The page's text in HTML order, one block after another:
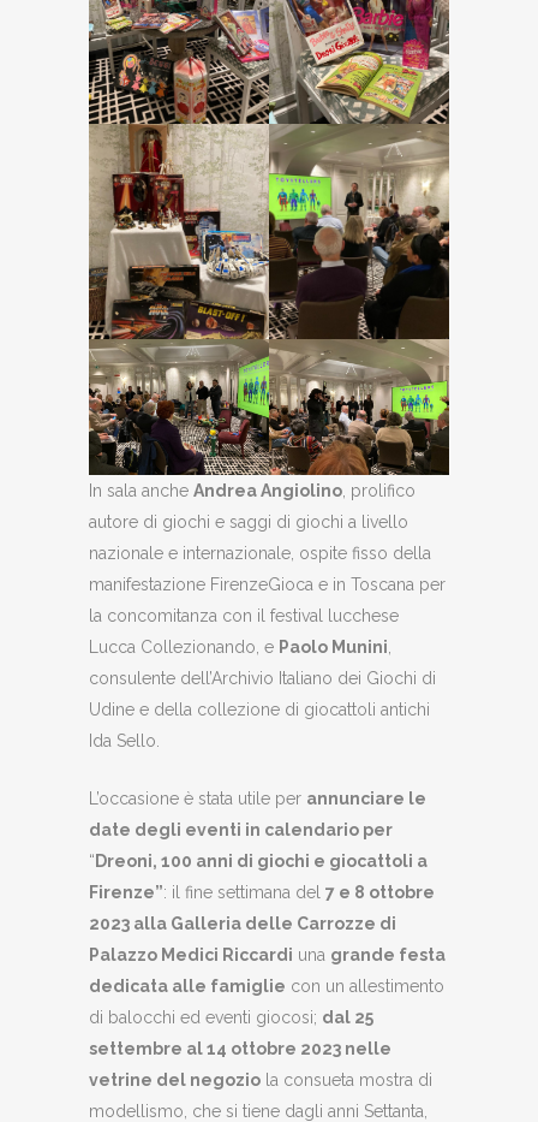
In sala anche Andrea Angiolino , prolifico
autore di giochi e saggi di giochi a livello
nazionale e internazionale, ospite fisso della
manifestazione FirenzeGioca e in Toscana per
la concomitanza con il festival lucchese
Lucca Collezionando, e Paolo Munini
consulente dell’Archivio Italiano dei Giochi di
Udine e della collezione di giocattoli antichi
Ida Sello.
L’occasione è stata utile per annunciare le
date degli eventi in calendario per
“ Dreoni, 100 anni di giochi e giocattoli a
Firenze”: il fine settimana del 7 e 8 ottobre
2023 alla Galleria delle Carrozze di
Palazzo Medici Riccardi una grande festa
dedicata alle famiglie con un allestimento
di balocchi ed eventi giocosi; dal 25
settembre al 14 ottobre 2023 nelle
vetrine del negozio la consueta mostra di
modellismo, che si tiene dagli anni Settanta,